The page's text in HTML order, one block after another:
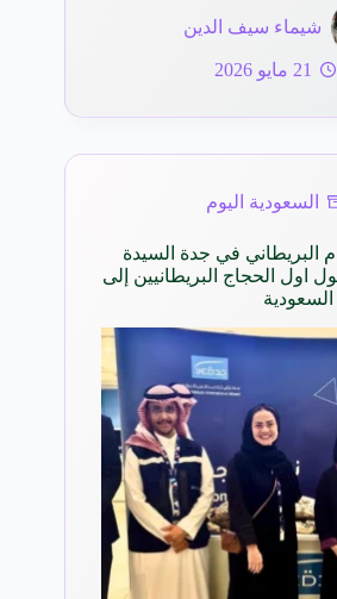
شيماء سيف الدين
21 مايو 2026
السعودية اليوم
البريطاني في جدة السيدة
اول الحجاج البريطانيين إلى
السعودية